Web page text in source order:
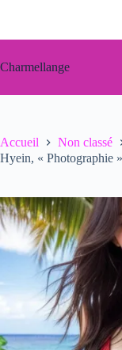
Charmellange
Accueil
Non classé
Hyein, « Photographie